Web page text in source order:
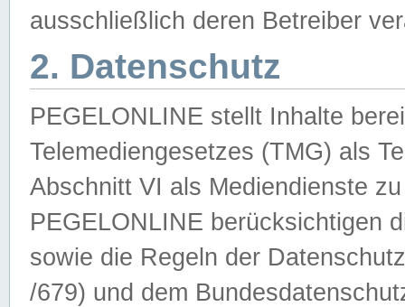
ausschließlich deren Betreiber
2. Datenschutz
PEGELONLINE stellt Inhalte
Telemediengesetzes (TMG) als
Abschnitt VI als Mediendienste
PEGELONLINE berücksichtigen
sowie die Regeln der
/679) und dem